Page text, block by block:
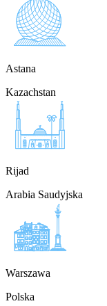
Astana
Kazachstan
Rijad
Arabia Saudyjska
Warszawa
Polska